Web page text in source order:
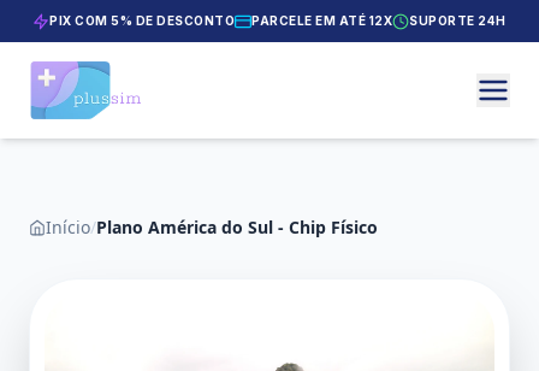
PIX COM 5% DE DESCONTO PARCELE EM ATÉ 12X SUPORTE 24H
Início/Plano América do Sul - Chip Físico